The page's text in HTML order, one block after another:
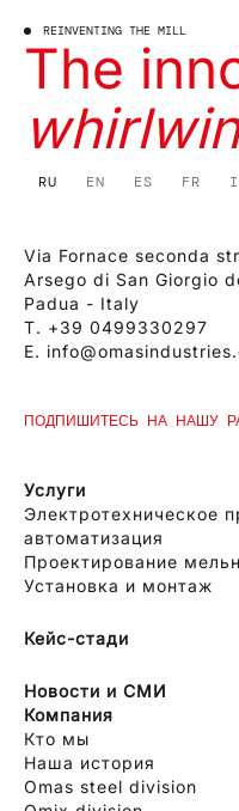
REINVENTING THE MILL
The
RU EN ES FR
Via Fornace seconda
Arsego di San Giorgio
Padua - Italy
T. +39 0499330297
E.
ПОДПИШИТЕСЬ НА НАШУ
Услуги
Электротехническое
автоматизация
Проектирование
Установка и монтаж
Кейс-стади
Новости и СМИ
Компания
Кто мы
Наша история
Omas steel division